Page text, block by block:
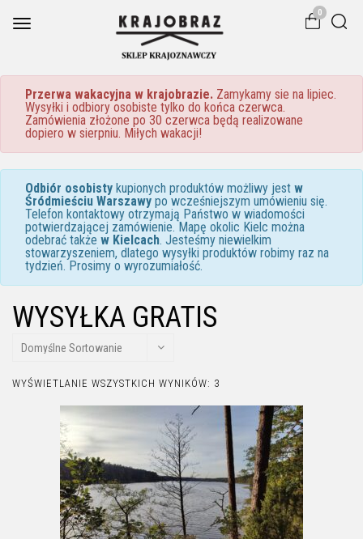
Toggle
0
Przerwa wakacyjna w krajobrazie. Zamykamy sie na lipiec.
Wysyłki i odbiory osobiste tylko do końca czerwca.
Zamówienia złożone po 30 czerwca będą realizowane
dopiero w sierpniu. Miłych wakacji!
Odbiór osobisty kupionych produktów możliwy jest w
Śródmieściu Warszawy po wcześniejszym umówieniu się.
Telefon kontaktowy otrzymają Państwo w wiadomości
potwierdzającej zamówienie. Mapę okolic Kielc można
odebrać także w Kielcach. Jesteśmy niewielkim
stowarzyszeniem, dlatego wysyłki produktów robimy raz na
tydzień. Prosimy o wyrozumiałość.
WYSYŁKA GRATIS
WYŚWIETLANIE WSZYSTKICH WYNIKÓW: 3